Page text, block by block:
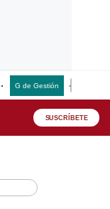
G de Gestión
SUSCRÍBETE